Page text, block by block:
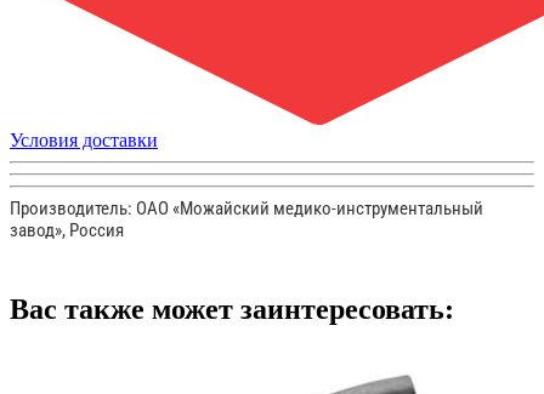
Условия доставки
Производитель: ОАО «Можайский медико-инструментальный
завод», Россия
Вас также может заинтересовать: